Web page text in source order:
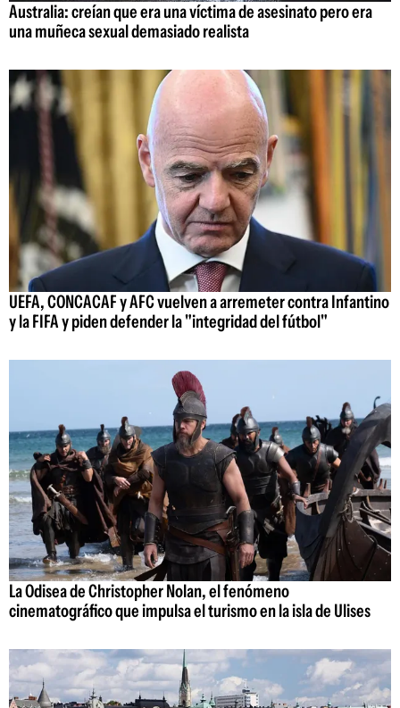
Australia: creían que era una víctima de asesinato pero era
una muñeca sexual demasiado realista
UEFA, CONCACAF y AFC vuelven a arremeter contra Infantino
y la FIFA y piden defender la "integridad del fútbol"
La Odisea de Christopher Nolan, el fenómeno
cinematográfico que impulsa el turismo en la isla de Ulises